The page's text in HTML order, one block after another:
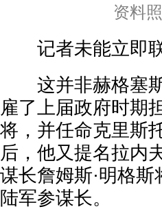
资料照
记者未能立即联
这并非赫格塞斯
雇了上届政府时期
将，并任命克里斯
后，他又提名拉内
谋长詹姆斯·明格
陆军参谋长。